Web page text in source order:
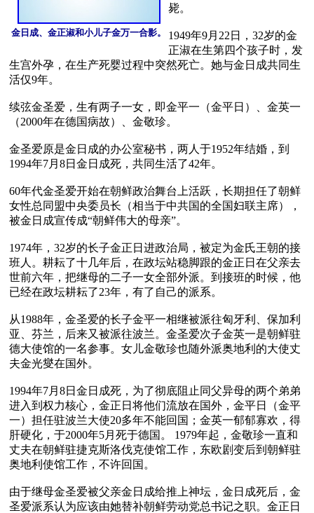
金日成、金正淑和小儿子金万一合影。
毙。
1949年9月22日，32岁的金
正淑在生第四个孩子时，发
生宫外孕，在生产死婴过程中突然死亡。她与金日成共同生
活仅9年。
续弦金圣爱，生有两子一女，即金平一（金平日）、金英一
（2000年在德国病故）、金敬珍。
金圣爱原是金日成的办公室秘书，两人于1952年结婚，到
1994年7月8日金日成死，共同生活了42年。
60年代金圣爱开始在朝鲜政治舞台上活跃，长期担任了朝鲜
女性总同盟中央委员长（相当于中共国的全国妇联主席），
被金日成宣传成“朝鲜伟大的母亲”。
1974年，32岁的长子金正日进政治局，被定为金氏王朝的接
班人。耕耘了十几年后，在政坛站稳脚跟的金正日在父亲去
世前六年，把继母的二子一女全部外派。到接班的时候，他
已经在政坛耕耘了23年，有了自己的派系。
从1988年，金圣爱的长子金平一相继被派往匈牙利、保加利
亚、芬兰，后来又被派往波兰。金圣爱次子金英一是朝鲜驻
德大使馆的一名参事。女儿金敬珍也随外派奥地利的大使丈
夫金光燮在国外。
1994年7月8日金日成死，为了彻底阻止同父异母的两个弟弟
进入到权力核心，金正日将他们流放在国外，金平日（金平
一）担任驻波兰大使20多年不能回国；金英一郁郁寡欢，得
肝硬化，于2000年5月死于德国。 1979年起，金敬珍一直和
丈夫在朝鲜驻捷克斯洛伐克使馆工作，东欧剧变后到朝鲜驻
奥地利使馆工作，不许回国。
由于继母金圣爱被父亲金日成给推上神坛，金日成死后，金
圣爱派系认为应该由她替补朝鲜劳动党总书记之职。金正日